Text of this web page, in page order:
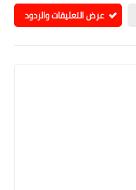
عرض التعليقات والردود